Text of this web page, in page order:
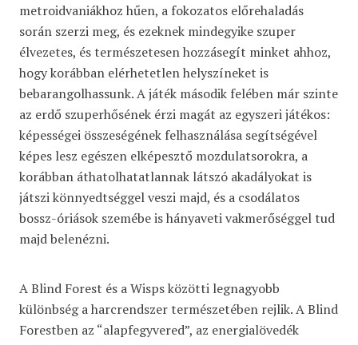
metroidvaniákhoz hűen, a fokozatos előrehaladás
során szerzi meg, és ezeknek mindegyike szuper
élvezetes, és természetesen hozzásegít minket ahhoz,
hogy korábban elérhetetlen helyszíneket is
bebarangolhassunk. A játék második felében már szinte
az erdő szuperhősének érzi magát az egyszeri játékos:
képességei összeségének felhasználása segítségével
képes lesz egészen elképesztő mozdulatsorokra, a
korábban áthatolhatatlannak látszó akadályokat is
játszi könnyedtséggel veszi majd, és a csodálatos
bossz-óriások szemébe is hányaveti vakmerőséggel tud
majd belenézni.
A Blind Forest és a Wisps közötti legnagyobb
különbség a harcrendszer természetében rejlik. A Blind
Forestben az “alapfegyvered”, az energialövedék